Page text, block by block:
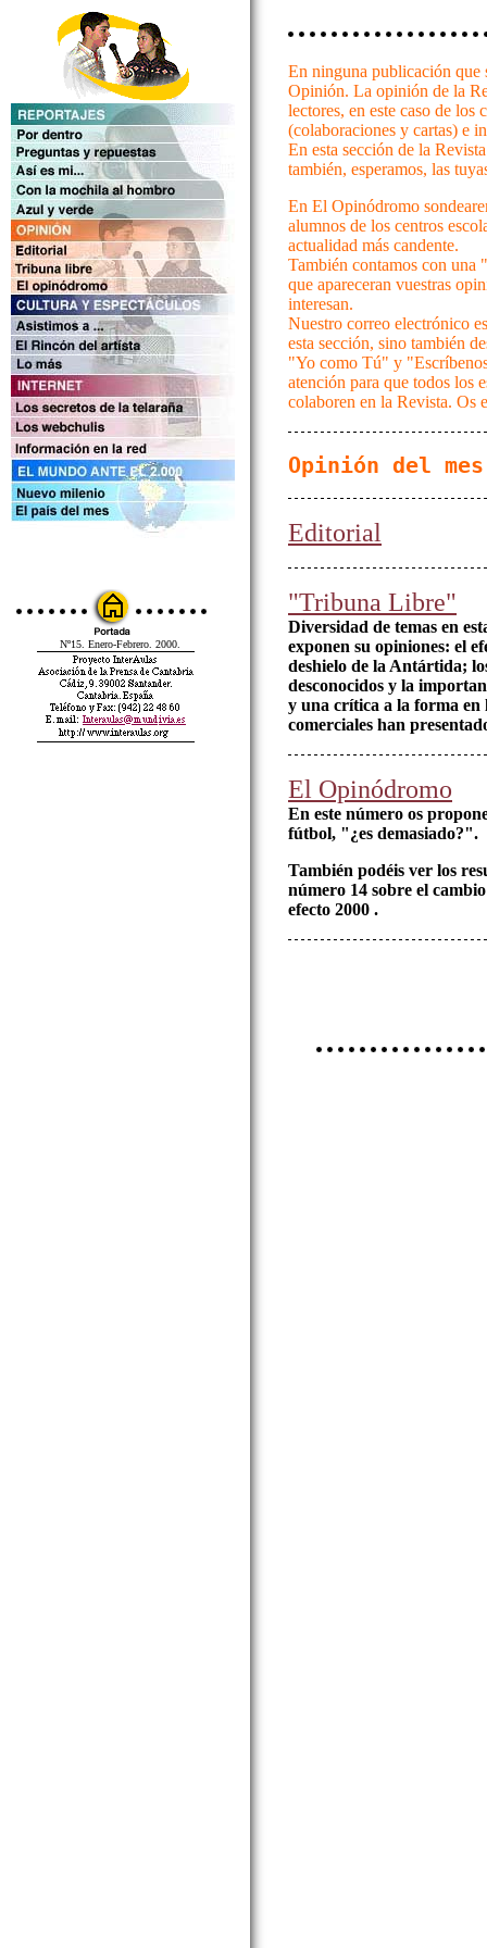
Nº15. Enero-Febrero. 2000.
En ninguna publicación que
Opinión. La opinión de la
lectores, en este caso de los
(colaboraciones y cartas) e
En esta sección de la
también, esperamos, las
En El Opinódromo
alumnos de los centros
actualidad más candente.
También contamos con
que apareceran vuestras
interesan.
Nuestro correo electrónico
esta sección, sino también
"Yo como Tú" y
atención para que todos los
colaboren en la Revista. Os
Opinión del mes
Editorial
"Tribuna Libre"
Diversidad de temas en
exponen su opiniones: el
deshielo de la Antártida;
desconocidos y la
y una crítica a la forma en
comerciales han
El Opinódromo
En este número os
fútbol, "¿es demasiado?".
También podéis ver los
número 14 sobre el
efecto 2000 .